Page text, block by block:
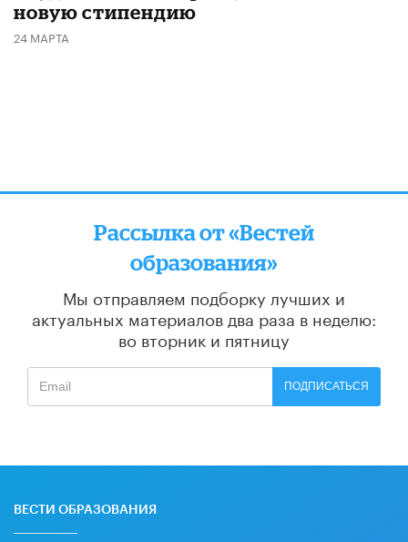
новую стипендию
24 МАРТА
Рассылка от «Вестей
образования»
Мы отправляем подборку лучших и
актуальных материалов два раза в неделю:
во вторник и пятницу
ПОДПИСАТЬСЯ
ВЕСТИ ОБРАЗОВАНИЯ